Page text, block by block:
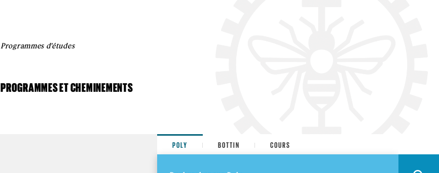
Programmes d'études
PROGRAMMES ET CHEMINEMENTS
POLY BOTTIN COURS